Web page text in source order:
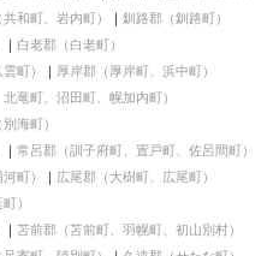
和町、岩内町）
釧路郡（釧路町）
白老郡（白老町）
町）
厚岸郡（厚岸町、浜中町）
竜町、沼田町、幌加内町）
海町）
常呂郡（訓子府町、置戸町、佐呂間町）
町）
広尾郡（大樹町、広尾町）
）
苫前郡（苫前町、羽幌町、初山別村）